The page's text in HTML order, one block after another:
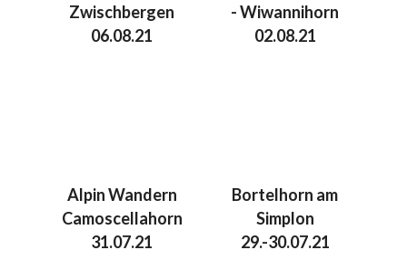
Zwischbergen
06.08.21
- Wiwannihorn
02.08.21
Alpin Wandern
Camoscellahorn
31.07.21
Bortelhorn am
Simplon
29.-30.07.21